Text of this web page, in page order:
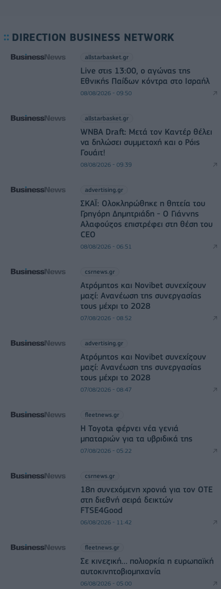
DIRECTION BUSINESS NETWORK
allstarbasket.gr
Live στις 13:00, ο αγώνας της
Εθνικής Παίδων κόντρα στο Ισραήλ
08/08/2026 - 09:50
allstarbasket.gr
WNBA Draft: Μετά τον Καντέρ θέλει
να δηλώσει συμμετοχή και ο Ρόις
Γουάιτ!
08/08/2026 - 09:39
advertising.gr
ΣΚΑΪ: Ολοκληρώθηκε η θητεία του
Γρηγόρη Δημητριάδη - Ο Γιάννης
Αλαφούζος επιστρέφει στη θέση του
CEO
08/08/2026 - 06:51
csrnews.gr
Ατρόμητος και Novibet συνεχίζουν
μαζί: Ανανέωση της συνεργασίας
τους μέχρι το 2028
07/08/2026 - 08:52
advertising.gr
Ατρόμητος και Novibet συνεχίζουν
μαζί: Ανανέωση της συνεργασίας
τους μέχρι το 2028
07/08/2026 - 08:47
fleetnews.gr
Η Toyota φέρνει νέα γενιά
μπαταριών για τα υβριδικά της
07/08/2026 - 05:22
csrnews.gr
18η συνεχόμενη χρονιά για τον ΟΤΕ
στη διεθνή σειρά δεικτών
FTSE4Good
06/08/2026 - 11:42
fleetnews.gr
Σε κινεζική… πολιορκία η ευρωπαϊκή
αυτοκινητοβιομηχανία
06/08/2026 - 05:00